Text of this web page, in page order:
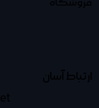
ارتباط آسان